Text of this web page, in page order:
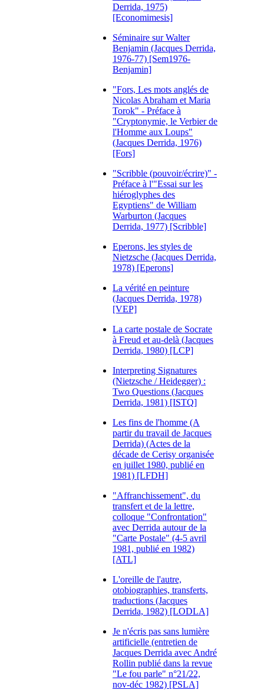
Derrida, 1975)
[Economimesis]
Séminaire sur Walter
Benjamin (Jacques Derrida,
1976-77) [Sem1976-
Benjamin]
"Fors, Les mots anglés de
Nicolas Abraham et Maria
Torok" - Préface à
"Cryptonymie, le Verbier de
l'Homme aux Loups"
(Jacques Derrida, 1976)
[Fors]
"Scribble (pouvoir/écrire)" -
Préface à l'"Essai sur les
hiéroglyphes des
Egyptiens" de William
Warburton (Jacques
Derrida, 1977) [Scribble]
Eperons, les styles de
Nietzsche (Jacques Derrida,
1978) [Eperons]
La vérité en peinture
(Jacques Derrida, 1978)
[VEP]
La carte postale de Socrate
à Freud et au-delà (Jacques
Derrida, 1980) [LCP]
Interpreting Signatures
(Nietzsche / Heidegger) :
Two Questions (Jacques
Derrida, 1981) [ISTQ]
Les fins de l'homme (A
partir du travail de Jacques
Derrida) (Actes de la
décade de Cerisy organisée
en juillet 1980, publié en
1981) [LFDH]
"Affranchissement", du
transfert et de la lettre,
colloque "Confrontation"
avec Derrida autour de la
"Carte Postale" (4-5 avril
1981, publié en 1982)
[ATL]
L'oreille de l'autre,
otobiographies, transferts,
traductions (Jacques
Derrida, 1982) [LODLA]
Je n'écris pas sans lumière
artificielle (entretien de
Jacques Derrida avec André
Rollin publié dans la revue
"Le fou parle" n°21/22,
nov-déc 1982) [PSLA]